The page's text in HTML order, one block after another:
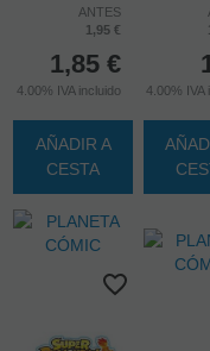
ANTES
1,95 €
1,85 €
4.00% IVA incluido
AÑADIR A
CESTA
4.00% IVA